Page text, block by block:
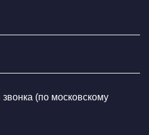
(по московскому